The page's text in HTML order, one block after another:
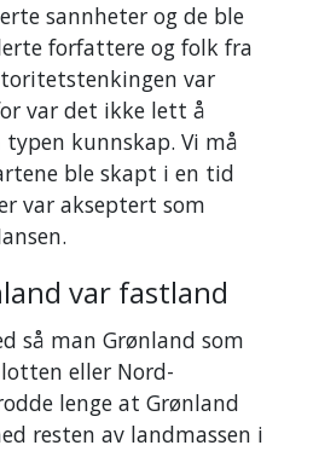
sannheter og de ble
forfattere og folk fra
var
var det ikke lett å
kunnskap. Vi må
ble skapt i en tid
var akseptert som
var fastland
så man Grønland som
eller Nord-
lenge at Grønland
resten av landmassen i